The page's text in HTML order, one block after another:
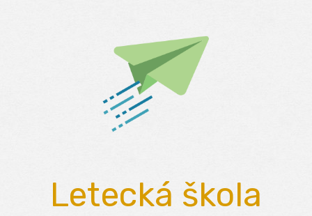
Letecká škola